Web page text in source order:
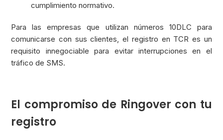
cumplimiento normativo.
Para las empresas que utilizan números 10DLC para
comunicarse con sus clientes, el registro en TCR es un
requisito innegociable para evitar interrupciones en el
tráfico de SMS.
El compromiso de Ringover con tu
registro